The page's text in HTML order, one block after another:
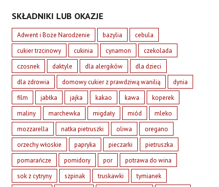
SKŁADNIKI LUB OKAZJE
Adwent i Boże Narodzenie bazylia
cebula
cukier trzcinowy
cukinia cynamon
czekolada
czosnek
daktyle dla alergików
dla dzieci
dla zdrowia
domowy cukier z prawdziwą wanilią
dynia
film
jabłka jajka kakao kawa
koperek
maliny
marchewka migdały miód
mleko
mozzarella
natka pietruszki oliwa
oregano
orzechy włoskie
papryka pieczarki
pietruszka
pomarańcze
pomidory por
potrawa do wina
sok z cytryny
szpinak truskawki
tymianek